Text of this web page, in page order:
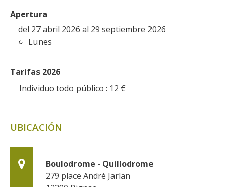
El Pays des Bastides du
Rouergue
arte y historia
De la valle del Lot al País
UNESCO
Apertura
del 27 abril 2026 al 29 septiembre 2026
Lunes
Tarifas 2026
Individuo todo público : 12 €
UBICACIÓN
Boulodrome - Quillodrome
279 place André Jarlan